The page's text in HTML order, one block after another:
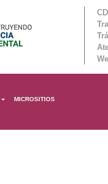
MICROSITIOS